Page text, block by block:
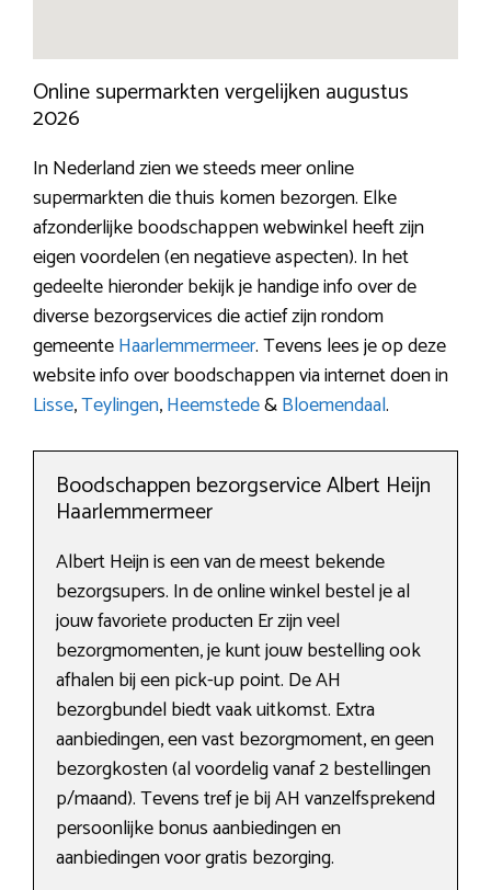
Online supermarkten vergelijken augustus
2026
In Nederland zien we steeds meer online
supermarkten die thuis komen bezorgen. Elke
afzonderlijke boodschappen webwinkel heeft zijn
eigen voordelen (en negatieve aspecten). In het
gedeelte hieronder bekijk je handige info over de
diverse bezorgservices die actief zijn rondom
gemeenteHaarlemmermeer. Tevens lees je op deze
website info over boodschappen via internet doen in
Lisse,Teylingen,Heemstede&Bloemendaal.
Boodschappen bezorgservice Albert Heijn
Haarlemmermeer
Albert Heijn is een van de meest bekende
bezorgsupers. In de online winkel bestel je al
jouw favoriete producten Er zijn veel
bezorgmomenten, je kunt jouw bestelling ook
afhalen bij een pick-up point. De AH
bezorgbundel biedt vaak uitkomst. Extra
aanbiedingen, een vast bezorgmoment, en geen
bezorgkosten (al voordelig vanaf 2 bestellingen
p/maand). Tevens tref je bij AH vanzelfsprekend
persoonlijke bonus aanbiedingen en
aanbiedingen voor gratis bezorging.